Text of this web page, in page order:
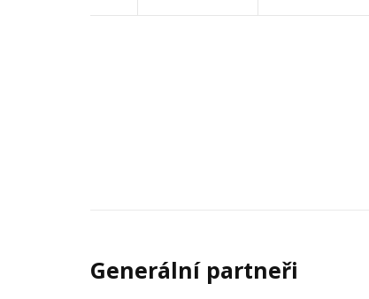
Generální partneři